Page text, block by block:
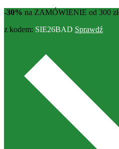
-30% na ZAMÓWIENIE od 300 zł
z kodem: SIE26BAD Sprawdź